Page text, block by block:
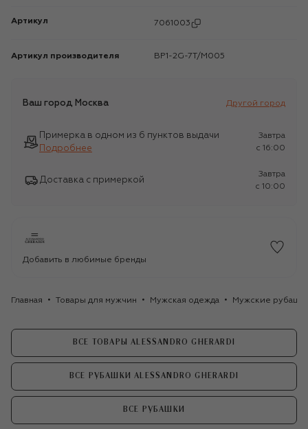
Артикул 7061003
Артикул производителя BP1-2G-7T/M005
Ваш город Москва Другой город
Примерка в одном из 6 пунктов выдачи
Подробнее
Завтра
c 16:00
Доставка с примеркой
Завтра
c 10:00
Добавить в любимые бренды
Главная Товары для мужчин Мужская одежда Мужские
ВСЕ ТОВАРЫ ALESSANDRO GHERARDI
ВСЕ РУБАШКИ ALESSANDRO GHERARDI
ВСЕ РУБАШКИ